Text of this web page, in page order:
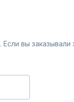
Если вы